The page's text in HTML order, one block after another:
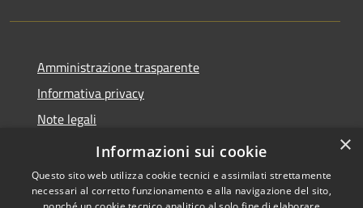
Amministrazione trasparente
Informativa privacy
Note legali
Dichiarazione di accessibilità
×
Informazioni sui cookie
Questo sito web utilizza cookie tecnici e assimilati strettamente
necessari al corretto funzionamento e alla navigazione del sito,